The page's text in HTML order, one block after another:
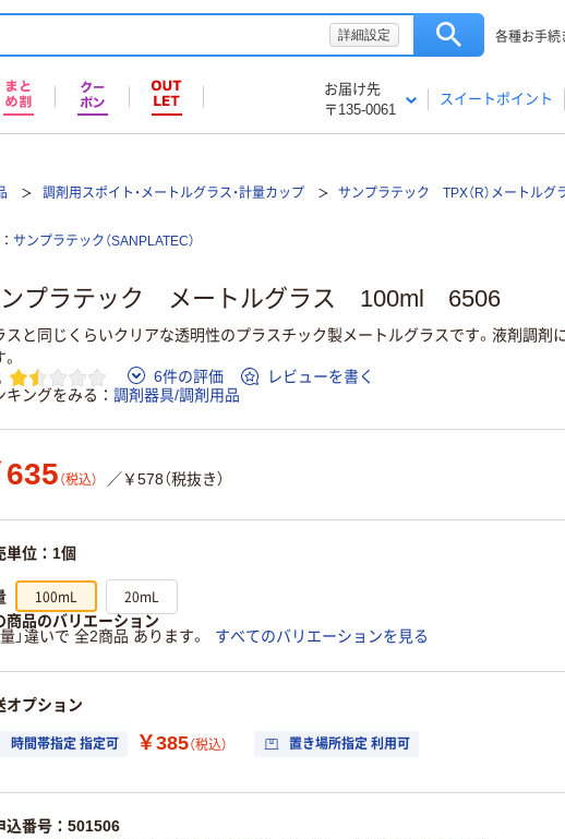
詳細設定 各種お手続
お届け先
〒135-0061
スイートポイント
調剤用スポイト・メートルグラス・計量カップ サンプラテック TPX（R）メートルグ
サンプラテック（SANPLATEC）
プラテック メートルグラス 100ml 6506
スと同じくらいクリアな透明性のプラスチック製メートルグラスです。液剤調剤
6件の評価
レビューを書く
キングをみる
調剤器具/調剤用品
635 （税込） ／￥578（税抜き）
単位：1個
100mL 20mL
商品のバリエーション
量」違いで 全2商品 あります。
すべてのバリエーションを見る
オプション
時間帯指定 指定可 ￥385（税込） 置き場所指定 利用可
込番号：501506